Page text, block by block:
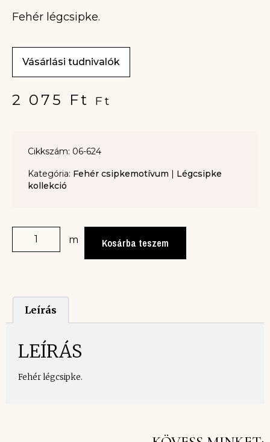
Fehér légcsipke.
Vásárlási tudnivalók
2 075 Ft Ft
Cikkszám: 06-624
Kategória: Fehér csipkemotívum | Légcsipke
kollekció
m Kosárba teszem
Leírás
LEÍRÁS
Fehér légcsipke.